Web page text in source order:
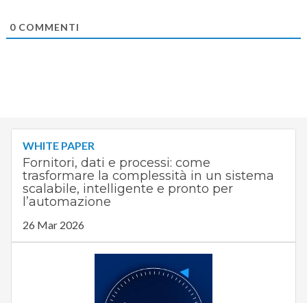
0COMMENTI
WHITE PAPER
Fornitori, dati e processi: come
trasformare la complessità in un sistema
scalabile, intelligente e pronto per
l’automazione
26 Mar 2026